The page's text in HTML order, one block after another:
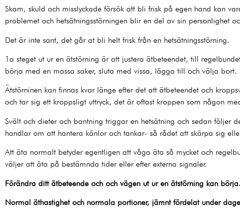
Skam, skuld och misslyckade försök att bli frisk på egen hand kan
problemet och hetsätningsstörningen blir en del av sin personlighet
Det är inte sant, det går at bli helt frisk från en hetsätningsstörning.
1a steget ut ur en ätstörning är att justera ätbeteendet, till
börja med en massa saker, sluta med vissa, lägga till och välja bort.
Ätstörninen kan finnas kvar länge efter det att ätbeteendet och
och tar sig ett kroppsligt uttryck, det är oftast kroppen som någon
Svält och dieter och bantning triggar en hetsätning och sedan följer
handlar om att hantera känlor och tankar- så rådet att skärpa sig
Att äta normalt betyder egentligen att våga äta så mycket och
väljer att äta på bestämnda tider eller efter externa signaler.
Förändra ditt ätbeteende och och vägen ut ur en ätstörning kan
Normal äthastighet och normala portioner, jämnt fördelat under